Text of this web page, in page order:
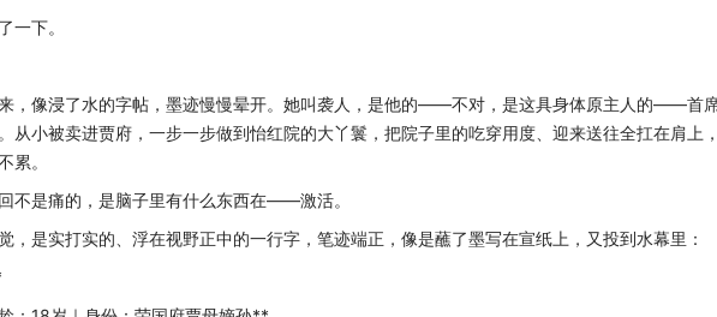
下。
像浸了水的字帖，墨迹慢慢晕开。她叫袭人，是他的——不对，是这具身体原主人的——首
从小被卖进贾府，一步一步做到怡红院的大丫鬟，把院子里的吃穿用度、迎来送往全扛在肩上，
累。
是痛的，是脑子里有什么东西在——激活。
是实打实的、浮在视野正中的一行字，笔迹端正，像是蘸了墨写在宣纸上，又投到水幕里：